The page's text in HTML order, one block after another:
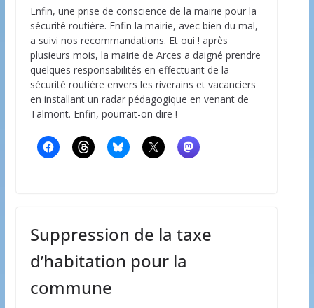
Enfin, une prise de conscience de la mairie pour la
sécurité routière. Enfin la mairie, avec bien du mal,
a suivi nos recommandations. Et oui ! après
plusieurs mois, la mairie de Arces a daigné prendre
quelques responsabilités en effectuant de la
sécurité routière envers les riverains et vacanciers
en installant un radar pédagogique en venant de
Talmont. Enfin, pourrait-on dire !
Suppression de la taxe
d’habitation pour la
commune